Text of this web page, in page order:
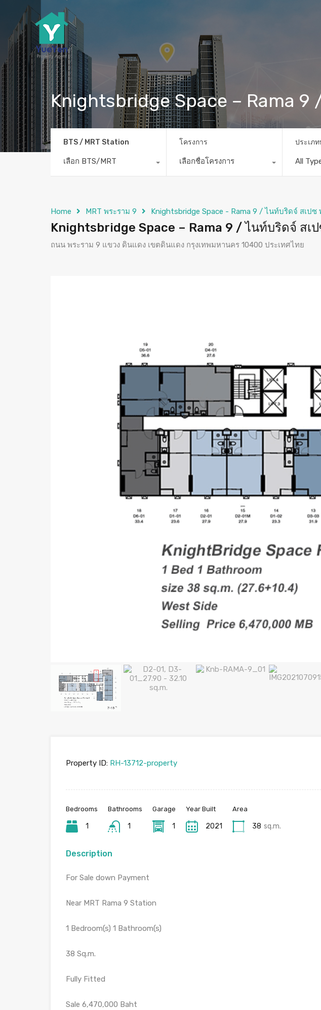
Knightsbridge Space – Rama
BTS / MRT Station
เลือก BTS/MRT
โครงการ
เลือกชื่อโครงการ
ประเภ
All
Home MRT พระราม 9 Knightsbridge Space - Rama 9 / ไนท์บริดจ์ สเปซ
Knightsbridge Space – Rama 9 / ไนท์บริดจ์ สเ
ถนน พระราม 9 แขวง ดินแดง เขตดินแดง กรุงเทพมหานคร 10400 ประเทศไทย
Property ID: RH-13712-property
Bedrooms
1
Bathrooms
1
Garage
1
Year Built
2021
Area
38 sq.m.
Description
For Sale down Payment
Near MRT Rama 9 Station
1 Bedroom(s) 1 Bathroom(s)
38 Sq.m.
Fully Fitted
Sale 6,470,000 Baht